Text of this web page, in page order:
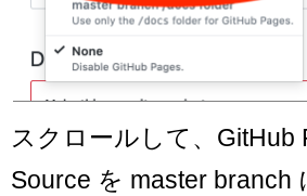
スクロールして、
Source を master branch